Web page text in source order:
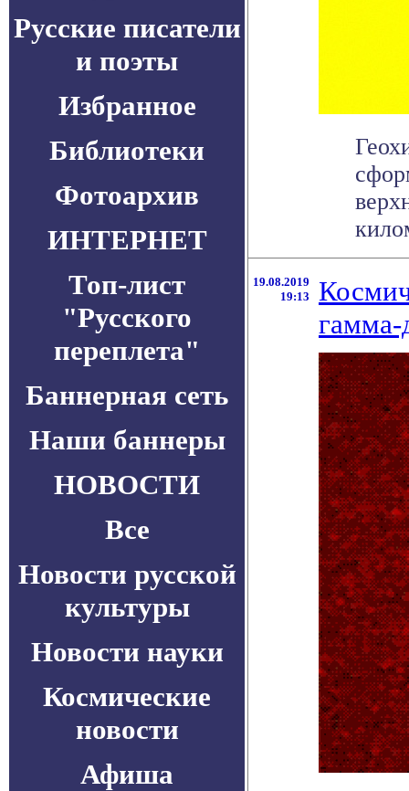
Русские писатели
и поэты
Избранное
Библиотеки
Фотоархив
ИНТЕРНЕТ
Топ-лист
"Русского
переплета"
Баннерная сеть
Наши баннеры
НОВОСТИ
Все
Новости русской
культуры
Новости науки
Космические
новости
Афиша
19.08.2019
19:13
гамма-